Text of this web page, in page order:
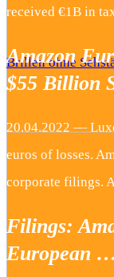
Brillen ohne
received €1B in
Amazon
$55 Billion
20.04.2022 —
euros of losses.
corporate filings.
Filings:
European